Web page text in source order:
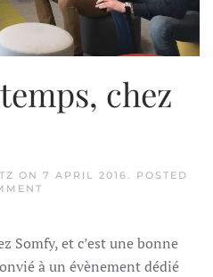
chez
ON 7 APRIL 2016
. POSTED
CHEZ
SOMFY
AUSSI
Somfy, et c’est une bonne
à un évènement dédié